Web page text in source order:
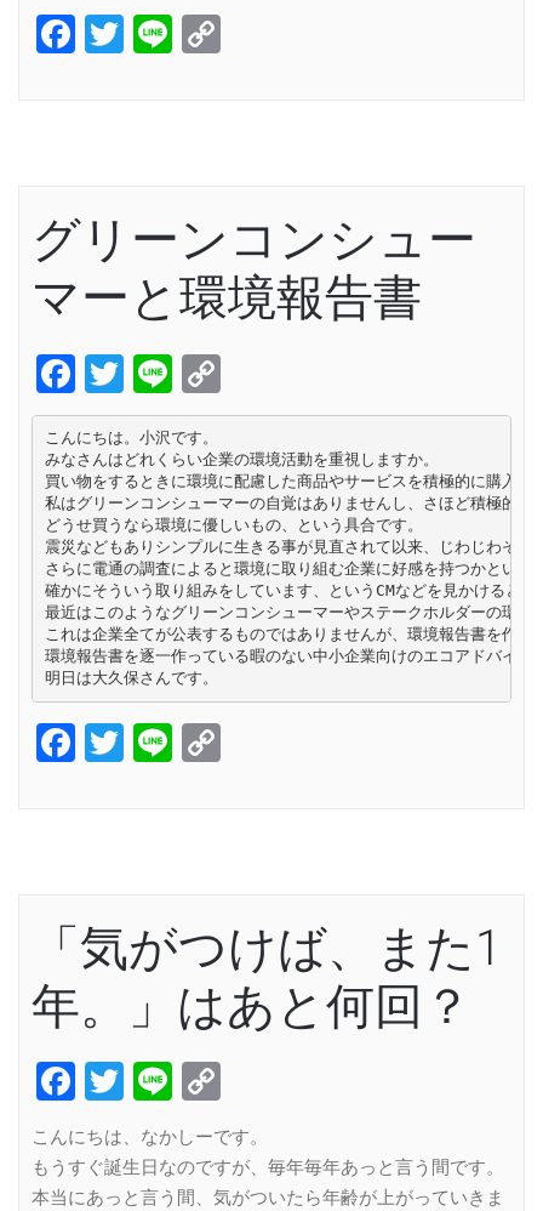
Facebook
Twitter
Line
グリーンコンシュー
マーと環境報告書
Facebook
Twitter
Line
Link
こんにちは。小沢です。
みなさんはどれくらい企業の環境活動を重視しますか。
買い物をするときに環境に配慮した商品やサービスを積極的に購入
私はグリーンコンシューマーの自覚はありませんし、さほど積極的
どうせ買うなら環境に優しいもの、という具合です。
震災などもありシンプルに生きる事が見直されて以来、じわじわそ
さらに電通の調査によると環境に取り組む企業に好感を持つかとい
確かにそういう取り組みをしています、というCMなどを見かけると
最近はこのようなグリーンコンシューマーやステークホルダーの環
これは企業全てが公表するものではありませんが、環境報告書を作
環境報告書を逐一作っている暇のない中小企業向けのエコアドバイザ
明日は大久保さんです。
Facebook
Twitter
Line
「気がつけば、また1
年。」はあと何回？
Facebook
Twitter
Line
Link
こんにちは、なかしーです。
もうすぐ誕生日なのですが、毎年毎年あっと言う間です。
本当にあっと言う間、気がついたら年齢が上がっていきま